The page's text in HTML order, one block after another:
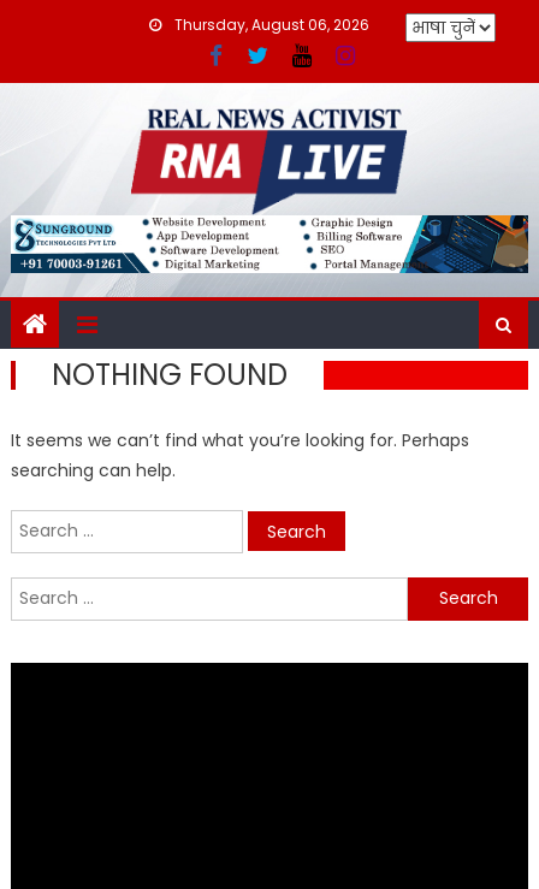
Thursday, August 06, 2026
NOTHING FOUND
It seems we can’t find what you’re looking for. Perhaps
searching can help.
Search
for:
Search
for: